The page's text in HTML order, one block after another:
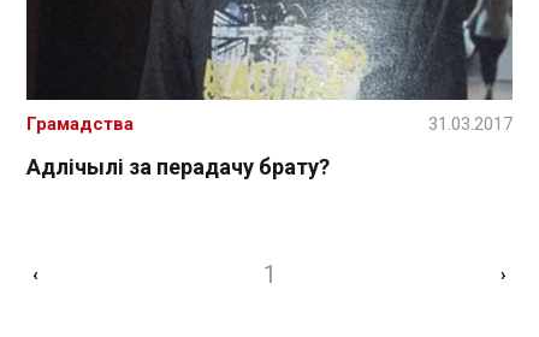
Адлічылі за перадачу брату?
Грамадства 31.03.2017
‹ 1 ›